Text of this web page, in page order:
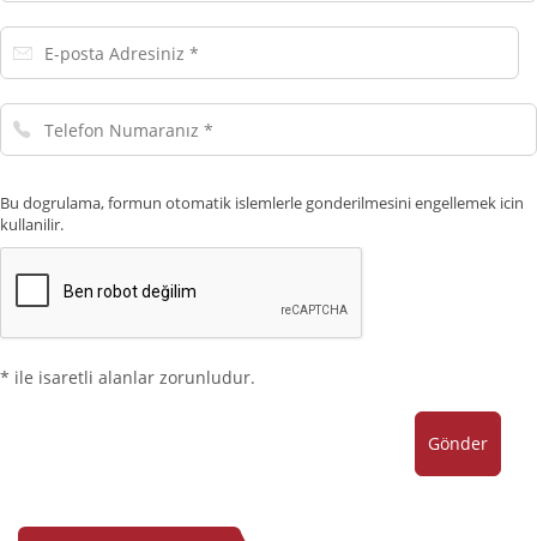
E-
posta
Telefon
Numaranız
Bu dogrulama, formun otomatik islemlerle gonderilmesini engellemek icin
kullanilir.
* ile isaretli alanlar zorunludur.
Gönder